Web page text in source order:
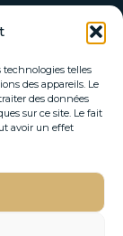
technologies telles
des appareils. Le
des données
sur ce site. Le fait
avoir un effet
et actualités
par email.